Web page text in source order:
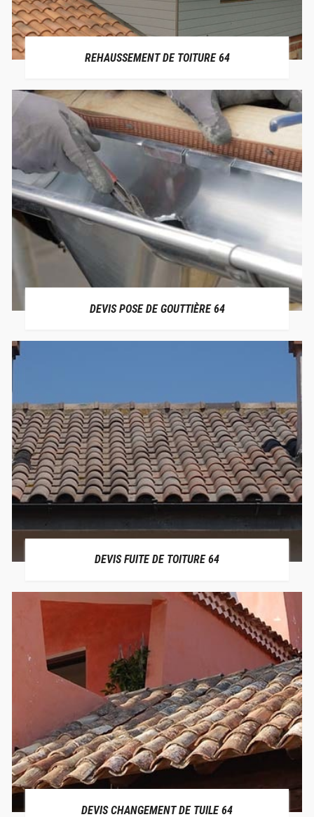
REHAUSSEMENT DE TOITURE 64
DEVIS POSE DE GOUTTIÈRE 64
DEVIS FUITE DE TOITURE 64
DEVIS CHANGEMENT DE TUILE 64